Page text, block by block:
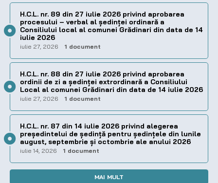
H.C.L. nr. 89 din 27 iulie 2026 privind aprobarea
procesului – verbal al şedinţei ordinară a
Consiliului local al comunei Grădinari din data de 14
iulie 2026
iulie 27, 2026 1 document
H.C.L. nr. 88 din 27 iulie 2026 privind aprobarea
ordinii de zi a şedinţei extrordinară a Consiliului
Local al comunei Grădinari din data de 14 iulie 2026
iulie 27, 2026 1 document
H.C.L. nr. 87 din 14 iulie 2026 privind alegerea
preşedintelui de şedinţă pentru ședințele din lunile
august, septembrie și octombrie ale anului 2026
iulie 14, 2026 1 document
MAI MULT